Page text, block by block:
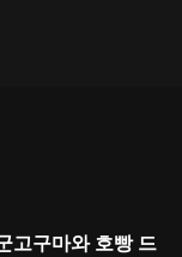
고구마와 호빵 드